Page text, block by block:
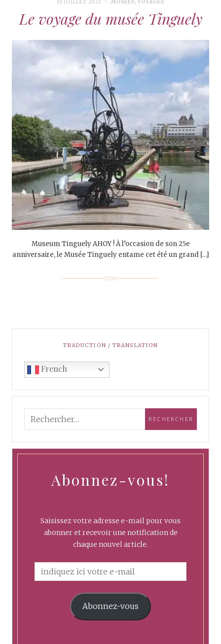
16 JUILLET 2021 MUSÉES,VOYAGES
Le voyage du musée Tinguely
Museum Tinguely AHOY ! À l’occasion de son 25e
anniversaire, le Musée Tinguely entame cet été un grand […]
TRADUCTION / TRANSLATION
French
Abonnez-vous!
Saisissez votre adresse e-mail pour vous
abonner et recevoir une notification de
chaque nouvel article.
Abonnez-vous